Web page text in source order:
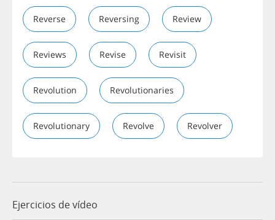
Reverse Reversing Review
Reviews Revise Revisit
Revolution Revolutionaries
Revolutionary Revolve Revolver
Ejercicios de vídeo